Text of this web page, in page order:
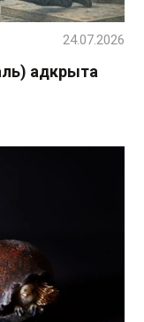
адкрыта
24.07.2026